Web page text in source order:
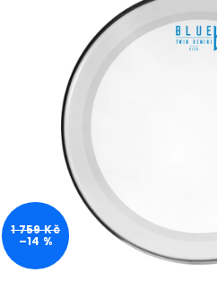
hvězdiček.
1 759 Kč
–14 %